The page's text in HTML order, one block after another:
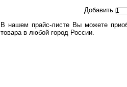
Добавить
В нашем прайс-листе Вы можете
товара в любой город России.